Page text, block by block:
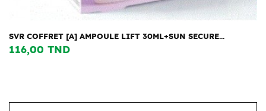
SVR COFFRET [A] AMPOULE LIFT 30ML+SUN SECURE...
116,00 TND